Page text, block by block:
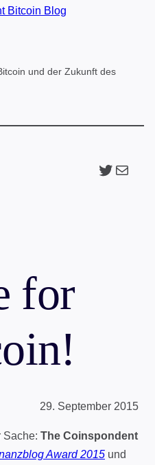
und der Zukunft des
Twitter
The
for
29. September 2015
Sache: The Coinspondent
Award 2015 und